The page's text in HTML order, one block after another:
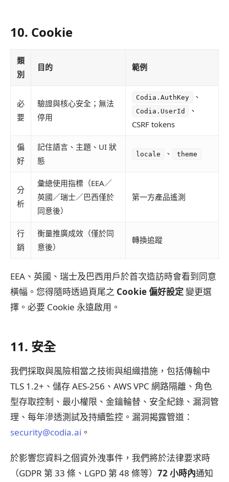
10. Cookie
類
別
目的 範例
必
要
驗證與核心安全；無法
停用
Codia.AuthKey 、
Codia.UserId
、
CSRF tokens
偏
好
記住語言、主題、UI 狀
態
locale 、 theme
分
析
彙總使用指標（EEA／
英國／瑞士／巴西僅於
同意後）
第一方產品遙測
行
銷
衡量推廣成效（僅於同
意後）
轉換追蹤
EEA、英國、瑞士及巴西用戶於首次造訪時會看到同意
橫幅。您得隨時透過頁尾之 Cookie 偏好設定 變更選
擇。必要 Cookie 永遠啟用。
11. 安全
我們採取與風險相當之技術與組織措施，包括傳輸中
TLS 1.2+、儲存 AES-256、AWS VPC 網路隔離、角色
型存取控制、最小權限、金鑰輪替、安全紀錄、漏洞管
理、每年滲透測試及持續監控。漏洞揭露管道：
security@codia.ai 。
於影響您資料之個資外洩事件，我們將於法律要求時
（GDPR 第 33 條、LGPD 第 48 條等） 72 小時內通知